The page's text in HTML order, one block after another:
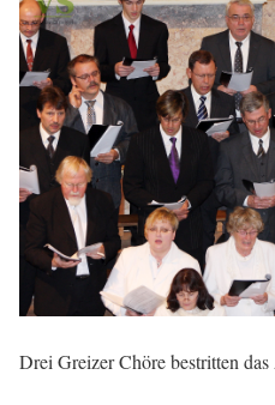
Drei Greizer Chöre bestritten